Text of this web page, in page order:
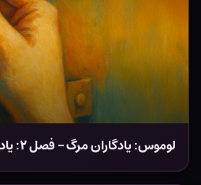
لوموس: یادگاران مرگ – فصل ۲: یادبود